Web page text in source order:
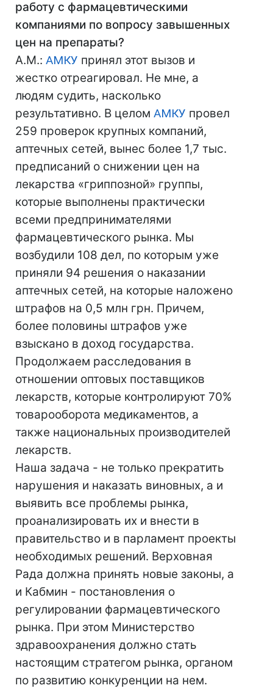
работу с фармацевтическими
компаниями по вопросу завышенных
цен на препараты?
А.М.: АМКУ принял этот вызов и
жестко отреагировал. Не мне, а
людям судить, насколько
результативно. В целом АМКУ провел
259 проверок крупных компаний,
аптечных сетей, вынес более 1,7 тыс.
предписаний о снижении цен на
лекарства «гриппозной» группы,
которые выполнены практически
всеми предпринимателями
фармацевтического рынка. Мы
возбудили 108 дел, по которым уже
приняли 94 решения о наказании
аптечных сетей, на которые наложено
штрафов на 0,5 млн грн. Причем,
более половины штрафов уже
взыскано в доход государства.
Продолжаем расследования в
отношении оптовых поставщиков
лекарств, которые контролируют 70%
товарооборота медикаментов, а
также национальных производителей
лекарств.
Наша задача - не только прекратить
нарушения и наказать виновных, а и
выявить все проблемы рынка,
проанализировать их и внести в
правительство и в парламент проекты
необходимых решений. Верховная
Рада должна принять новые законы, а
и Кабмин - постановления о
регулировании фармацевтического
рынка. При этом Министерство
здравоохранения должно стать
настоящим стратегом рынка, органом
по развитию конкуренции на нем.